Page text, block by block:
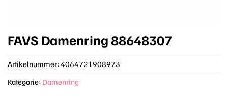
FAVS Damenring 88648307
Artikelnummer: 4064721908973
Kategorie: Damenring